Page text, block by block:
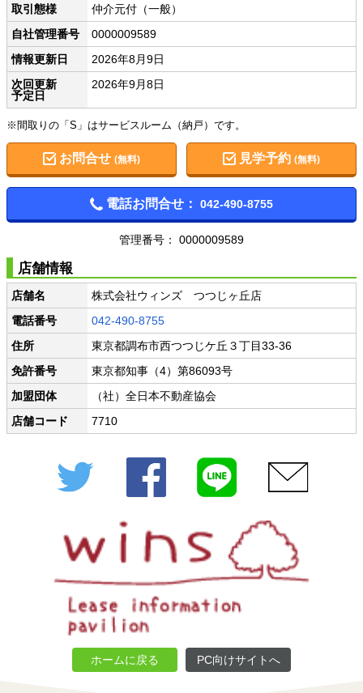
取引態様
仲介元付（一般）
自社管理番号
0000009589
情報更新日
2026年8月9日
次回更新
予定日
2026年9月8日
※間取りの「S」はサービスルーム（納戸）です。
お問合せ (無料) 見学予約(無料)
電話お問合せ： 042-490-8755
管理番号： 0000009589
店舗情報
店舗名
株式会社ウィンズ つつじヶ丘店
電話番号
042-490-8755
住所
東京都調布市西つつじケ丘３丁目33-36
免許番号
東京都知事（4）第86093号
加盟団体
（社）全日本不動産協会
店舗コード
7710
Twitter Facebook
ホームに戻る PC向けサイトへ